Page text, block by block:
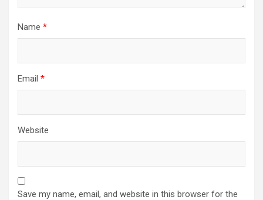
Name *
Email *
Website
Save my name, email, and website in this browser for the